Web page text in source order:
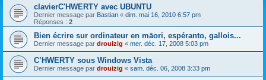
clavierC'HWERTY avec UBUNTU
Dernier message par Bastian « dim. mai 16, 2010 6:57 pm
Réponses : 2
Bien écrire sur ordinateur en māori, espéranto, gallois...
Dernier message par drouizig « mer. déc. 17, 2008 5:03 pm
C’HWERTY sous Windows Vista
Dernier message par drouizig « sam. déc. 06, 2008 3:33 pm